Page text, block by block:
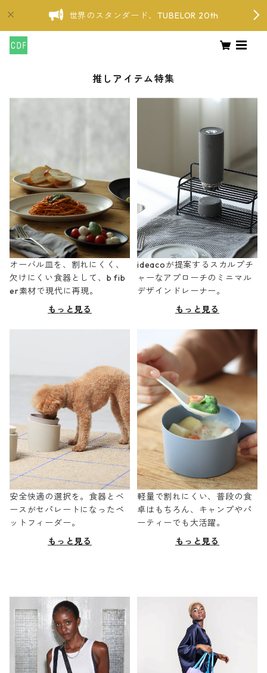
世界のスタンダード、TUBELOR 20th
推しアイテム特集
オーバル皿を、割れにくく、
欠けにくい食器として、b fib
er素材で現代に再現。
もっと見る
ideacoが提案するスカルプチ
ャーなアプローチのミニマル
デザインドレーナー。
もっと見る
安全快適の選択を。食器とベ
ースがセパレートになったペ
ットフィーダー。
もっと見る
軽量で割れにくい、普段の食
卓はもちろん、キャンプやパ
ーティーでも大活躍。
もっと見る